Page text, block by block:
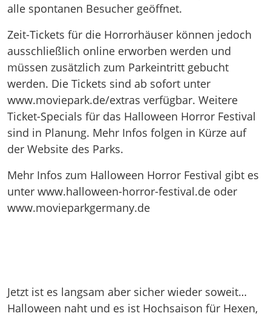
alle spontanen Besucher geöffnet.
Zeit-Tickets für die Horrorhäuser können jedoch
ausschließlich online erworben werden und
müssen zusätzlich zum Parkeintritt gebucht
werden. Die Tickets sind ab sofort unter
www.moviepark.de/extras verfügbar. Weitere
Ticket-Specials für das Halloween Horror Festival
sind in Planung. Mehr Infos folgen in Kürze auf
der Website des Parks.
Mehr Infos zum Halloween Horror Festival gibt es
unter www.halloween-horror-festival.de oder
www.movieparkgermany.de
Jetzt ist es langsam aber sicher wieder soweit…
Halloween naht und es ist Hochsaison für Hexen,